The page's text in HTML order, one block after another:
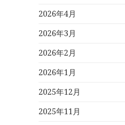
2026年4月
2026年3月
2026年2月
2026年1月
2025年12月
2025年11月